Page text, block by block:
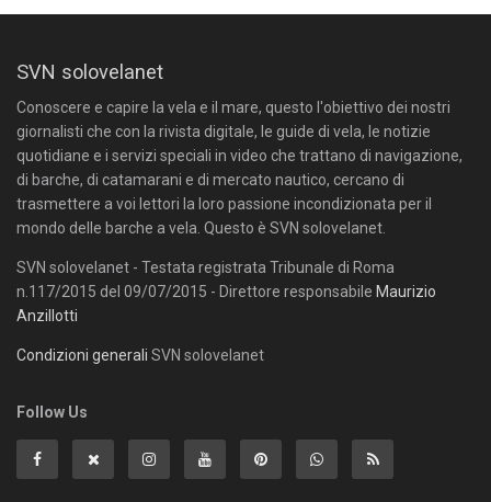
SVN solovelanet
Conoscere e capire la vela e il mare, questo l'obiettivo dei nostri
giornalisti che con la rivista digitale, le guide di vela, le notizie
quotidiane e i servizi speciali in video che trattano di navigazione,
di barche, di catamarani e di mercato nautico, cercano di
trasmettere a voi lettori la loro passione incondizionata per il
mondo delle barche a vela. Questo è SVN solovelanet.
SVN solovelanet - Testata registrata Tribunale di Roma
n.117/2015 del 09/07/2015 - Direttore responsabile Maurizio
Anzillotti
Condizioni generali SVN solovelanet
Follow Us